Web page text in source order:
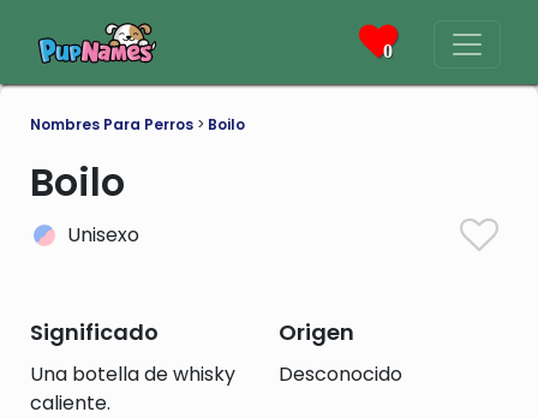
0
Nombres Para Perros > Boilo
Boilo
Unisexo
Significado
Una botella de whisky
caliente.
Origen
Desconocido